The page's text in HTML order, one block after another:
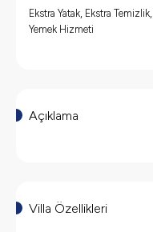
Ekstra Yatak, Ekstra
Yemek Hizmeti
Açıklama
Villa Özellikleri